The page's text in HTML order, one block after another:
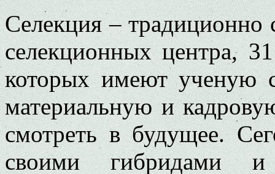
Селекция – традиционно
селекционных центра,
которых имеют ученую
материальную и
смотреть в будущее.
своими гибридами